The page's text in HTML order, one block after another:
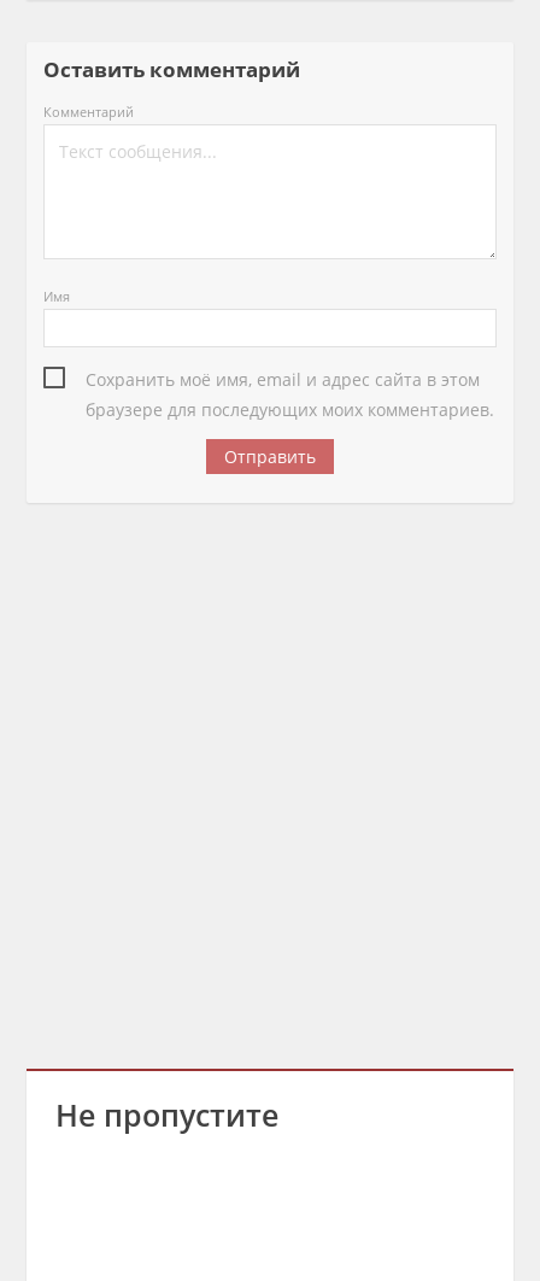
Оставить комментарий
Комментарий
Имя
Сохранить моё имя, email и адрес сайта в этом
браузере для последующих моих комментариев.
Не пропустите